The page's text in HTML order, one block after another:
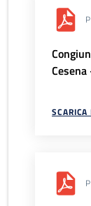
SCARICA